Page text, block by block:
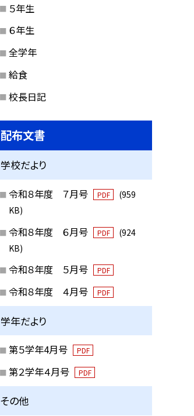
５年生
６年生
全学年
給食
校長日記
配布文書
学校だより
令和８年度 ７月号 PDF
(959
KB)
令和８年度 ６月号 PDF
(924
KB)
令和８年度 ５月号 PDF
令和８年度 ４月号 PDF
学年だより
第５学年4月号 PDF
第２学年４月号 PDF
その他